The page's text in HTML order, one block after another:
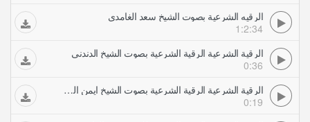
الرقيه الشرعية بصوت الشيخ سعد الغامدي
1:2:34
الرقية الشرعية الرقية الشرعية بصوت الشيخ الدندني
0:36
الرقية الشرعية الرقية الشرعية بصوت الشيخ ايمن الزهراني
0:19